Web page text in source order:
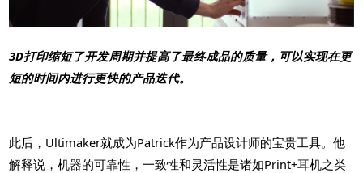
3D打印缩短了开发周期并提高了最终成品的质量，可以实现在更
短的时间内进行更快的产品迭代。
此后，Ultimaker就成为Patrick作为产品设计师的宝贵工具。他
解释说，机器的可靠性，一致性和灵活性是诸如Print+耳机之类